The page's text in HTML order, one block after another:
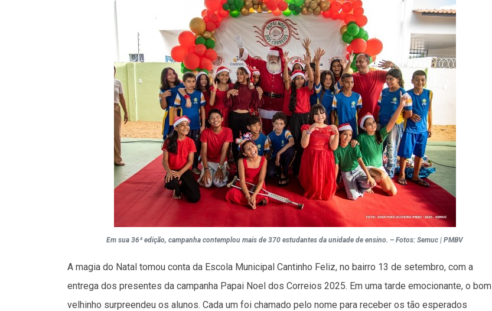
Em sua 36ª edição, campanha contemplou mais de 370 estudantes da unidade de ensino. – Fotos: Semuc | PMBV
A magia do Natal tomou conta da Escola Municipal Cantinho Feliz, no bairro 13 de setembro, com a
entrega dos presentes da campanha Papai Noel dos Correios 2025. Em uma tarde emocionante, o bom
velhinho surpreendeu os alunos. Cada um foi chamado pelo nome para receber os tão esperados